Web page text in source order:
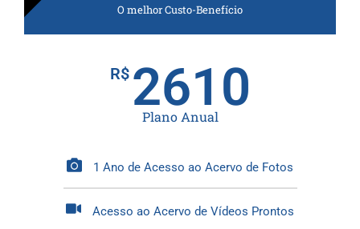
O melhor Custo-Benefício
R$ 2610
Plano Anual
1 Ano de Acesso ao Acervo de Fotos
Acesso ao Acervo de Vídeos Prontos